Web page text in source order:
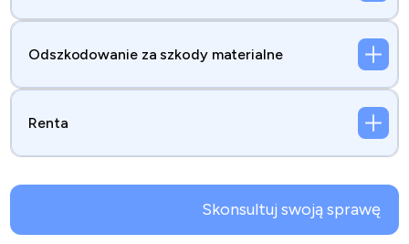
Odszkodowanie za szkody materialne
Renta
Skonsultuj swoją sprawę